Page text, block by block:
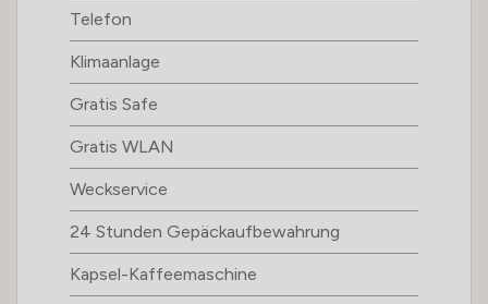
Telefon
Klimaanlage
Gratis Safe
Gratis WLAN
Weckservice
24 Stunden Gepäckaufbewahrung
Kapsel-Kaffeemaschine